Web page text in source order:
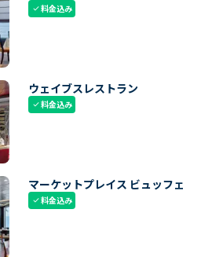
check料金込み
ウェイブスレストラン
check料金込み
マーケットプレイス ビュッフェ
check料金込み